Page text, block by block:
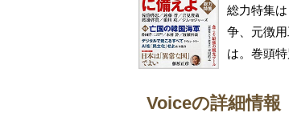
総力特集
争、元徴
は。巻頭
Voiceの詳細情報